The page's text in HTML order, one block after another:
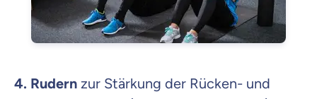
4. Rudern zur Stärkung der Rücken- und